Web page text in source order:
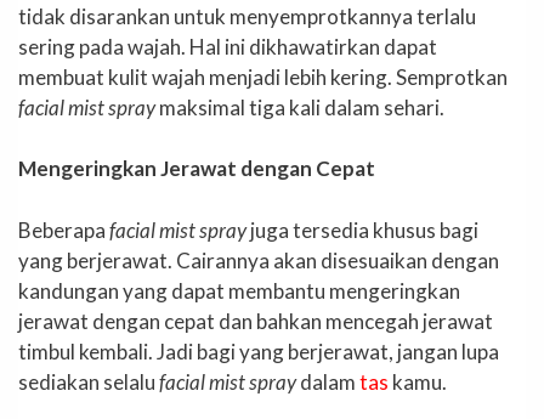
tidak disarankan untuk menyemprotkannya terlalu
sering pada wajah. Hal ini dikhawatirkan dapat
membuat kulit wajah menjadi lebih kering. Semprotkan
facial mist spraymaksimal tiga kali dalam sehari.
MengeringkanJerawat dengan Cepat
Beberapafacial mist sprayjuga tersedia khusus bagi
yang berjerawat. Cairannya akan disesuaikan dengan
kandungan yang dapat membantu mengeringkan
jerawat dengan cepat dan bahkan mencegah jerawat
timbul kembali. Jadi bagi yang berjerawat, jangan lupa
sediakan selalufacial mist spraydalamtas kamu.